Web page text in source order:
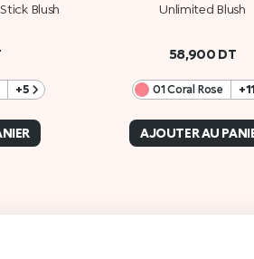
Blush
+5
Unlimited Blush
58,900 DT
01 Coral Rose +11
AJOUTER AU